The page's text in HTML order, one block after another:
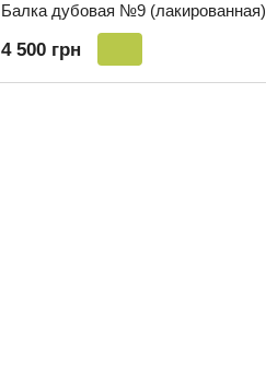
Балка дубовая №9 (лакированная)
4 500 грн